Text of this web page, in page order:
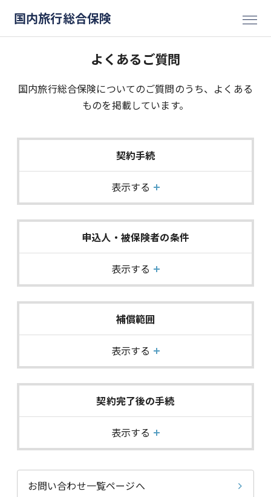
国内旅行総合保険
よくあるご質問
国内旅行総合保険についてのご質問のうち、よくある
ものを掲載しています。
契約手続
表示する
申込人・被保険者の条件
表示する
補償範囲
表示する
契約完了後の手続
表示する
お問い合わせ一覧ページへ